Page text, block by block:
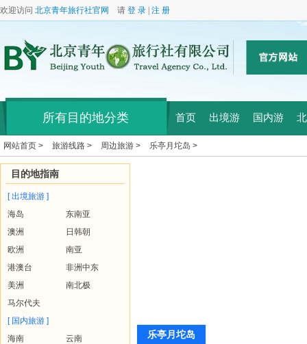
欢迎访问 北京青年旅行社官网 请 登 录 注 册
所有目的地分类 首页 出境游 国内游
网站首页 > 旅游线路 > 周边旅游 > 乐亭月坨岛 >
目的地指南
[ 出境旅游 ]
海岛
东南亚
澳洲
日韩朝
欧洲
南亚
港澳台
非洲中东
美洲
南北极
马尔代夫
[ 国内旅游 ]
海南
云南
乐亭月坨岛